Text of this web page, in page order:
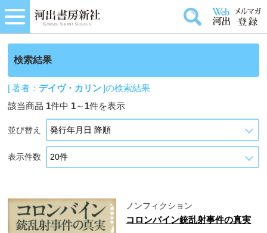
検索結果
[ 著者：デイヴ・カリン]の検索結果
該当商品 1件中 1～ 1件を表示
並び替え
表示件数
ノンフィクション
コロンバイン銃乱射事件の真実